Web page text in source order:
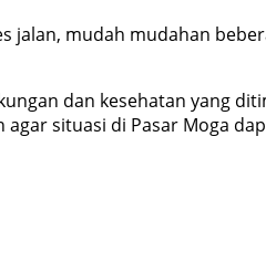
mudah mudahan
dan kesehatan yang
situasi di Pasar Moga